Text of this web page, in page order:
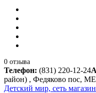
0 отзыва
Телефон: (831) 220-12-24
район) , Федяково пос,
Детский мир, сеть